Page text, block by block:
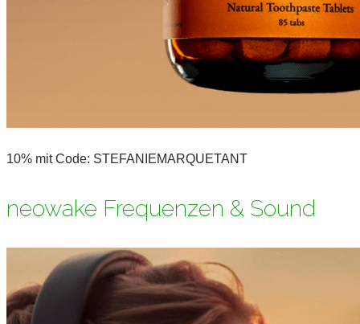
10% mit Code: STEFANIEMARQUETANT
neowake Frequenzen & Sound